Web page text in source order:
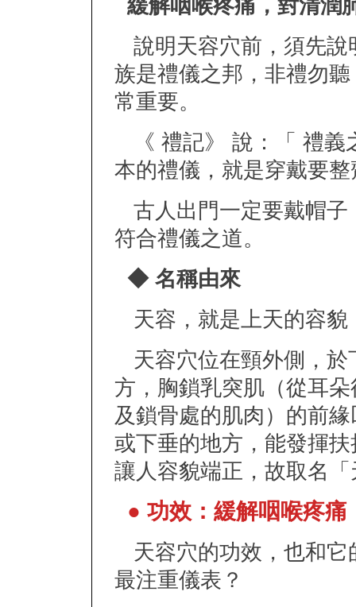
緩解咽喉疼痛，對清潤
說明天容穴前，須先說
族是禮儀之邦，非禮勿
常重要。
《 禮記》 說：「 禮義
本的禮儀，就是穿戴要
古人出門一定要戴帽子
符合禮儀之道。
◆ 名稱由來
天容，就是上天的容貌
天容穴位在頸外側，於
方，胸鎖乳突肌（從耳
及鎖骨處的肌肉）的前
或下垂的地方，能發揮
讓人容貌端正，故取名
● 功效：緩解咽喉疼痛
天容穴的功效，也和它
最注重儀表？